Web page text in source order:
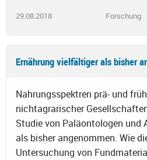
29.08.2018 Forschung
Ernährung vielfältiger als bisher
Nahrungsspektren prä- und
nichtagrarischer
Studie von Paläontologen und
als bisher angenommen. Wie
Untersuchung von